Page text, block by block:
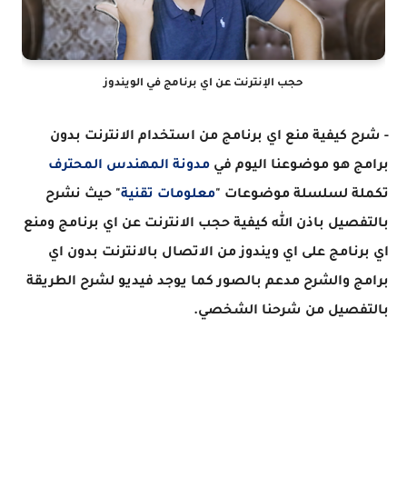
حجب الإنترنت عن اي برنامج في الويندوز
- شرح كيفية منع اي برنامج من استخدام الانترنت بدون
برامج هو موضوعنا اليوم في مدونة المهندس المحترف
تكملة لسلسلة موضوعات "معلومات تقنية" حيث نشرح
بالتفصيل باذن الله كيفية حجب الانترنت عن اي برنامج ومنع
اي برنامج على اي ويندوز من الاتصال بالانترنت بدون اي
برامج والشرح مدعم بالصور كما يوجد فيديو لشرح الطريقة
بالتفصيل من شرحنا الشخصي.